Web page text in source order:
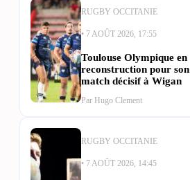
RUGBY OCCITANIE
• 7 AOÛT 2026, 17:55
Toulouse Olympique en
reconstruction pour son
match décisif à Wigan
Par Hugo Clement
RUGBY OCCITANIE
• 7 AOÛT 2026, 14:45